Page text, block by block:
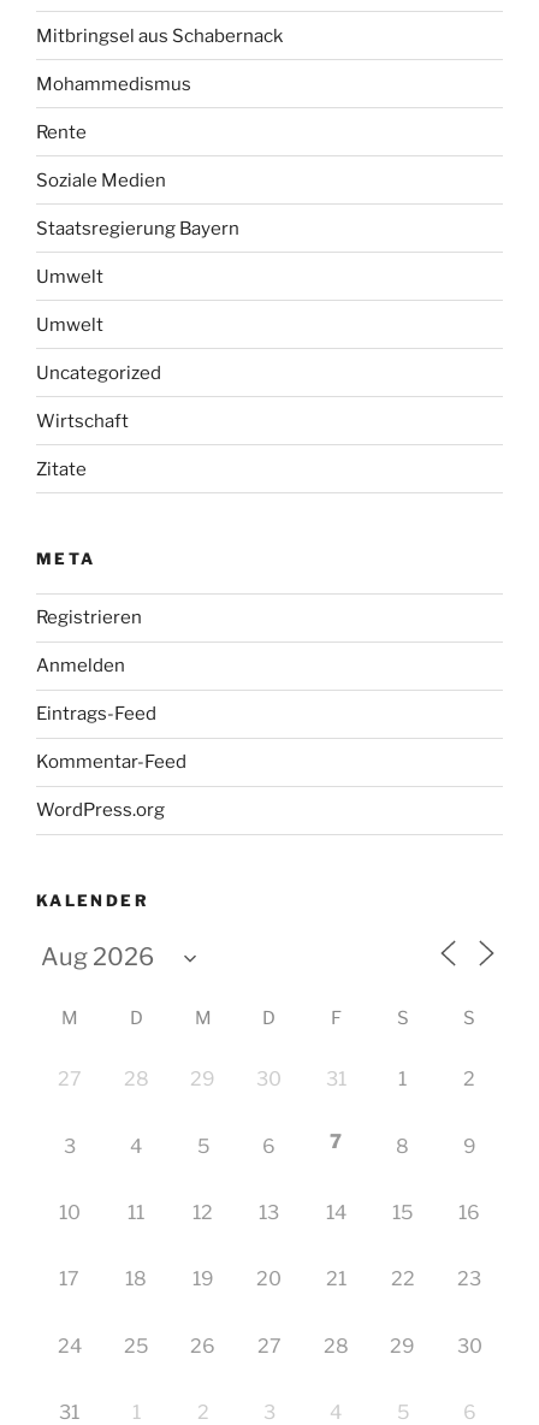
Mitbringsel aus Schabernack
Mohammedismus
Rente
Soziale Medien
Staatsregierung Bayern
Umwelt
Umwelt
Uncategorized
Wirtschaft
Zitate
META
Registrieren
Anmelden
Eintrags-Feed
Kommentar-Feed
WordPress.org
KALENDER
M D M D F S S
27 28 29 30 31 1 2
3 4 5 6 7 8 9
10 11 12 13 14 15 16
17 18 19 20 21 22 23
24 25 26 27 28 29 30
31 1 2 3 4 5 6